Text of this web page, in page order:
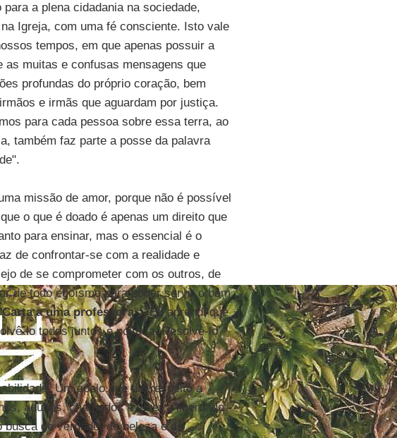
a plena cidadania na sociedade,
Igreja, com uma fé consciente. Isto vale
tempos, em que apenas possuir a
muitas e confusas mensagens que
profundas do próprio coração, bem
e irmãs que aguardam por justiça.
para cada pessoa sobre essa terra, ao
também faz parte a posse da palavra
missão de amor, porque não é possível
o que é doado é apenas um direito que
para ensinar, mas o essencial é o
de confrontar-se com a realidade e
de se comprometer com os outros, de
de todo egoísmo para poder servir o bem
Carta a uma professora": "Eu aprendi que
lo todos juntos é política. Resolvê-lo
Um apelo que diz respeito a
adultos, chamados a viver a liberdade
de verdade, de beleza e de